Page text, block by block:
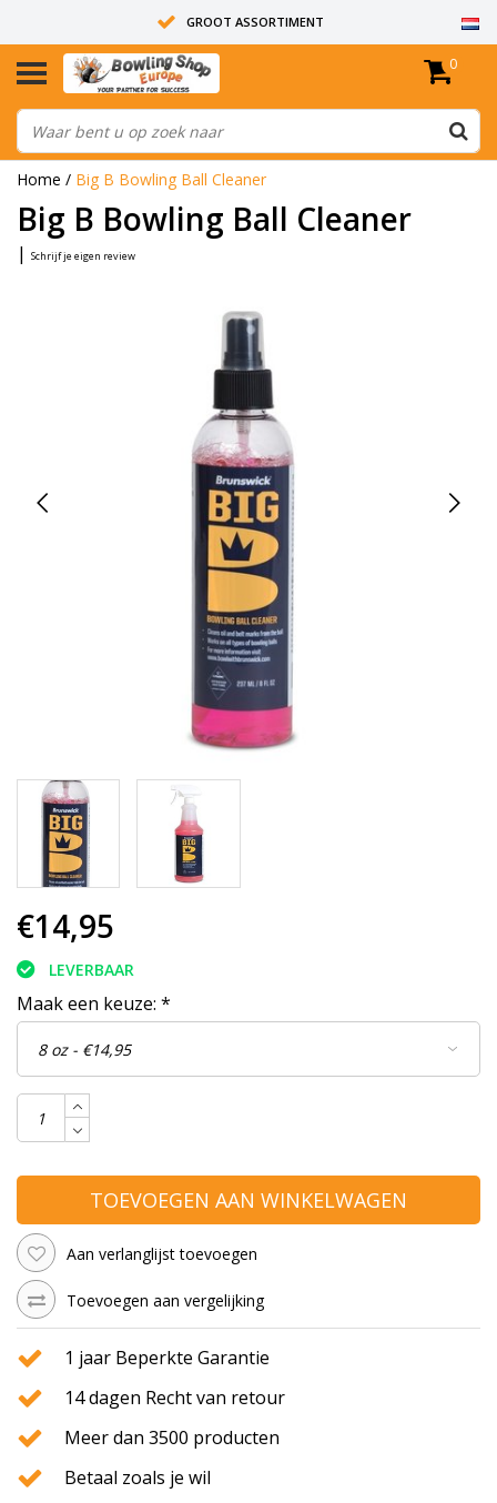
GROOT ASSORTIMENT
14 DAGEN RETOUR RECHT
ALLE BOWLINGBALLEN ZIJN ONGEBOORD
0
Home / Big B Bowling Ball Cleaner
Big B Bowling Ball Cleaner
| Schrijf je eigen review
€14,95
LEVERBAAR
Maak een keuze: *
TOEVOEGEN AAN WINKELWAGEN
Aan verlanglijst toevoegen
Toevoegen aan vergelijking
1 jaar Beperkte Garantie
14 dagen Recht van retour
Meer dan 3500 producten
Betaal zoals je wil